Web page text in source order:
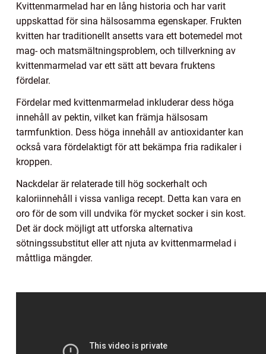
Kvittenmarmelad har en lång historia och har varit
uppskattad för sina hälsosamma egenskaper. Frukten
kvitten har traditionellt ansetts vara ett botemedel mot
mag- och matsmältningsproblem, och tillverkning av
kvittenmarmelad var ett sätt att bevara fruktens
fördelar.
Fördelar med kvittenmarmelad inkluderar dess höga
innehåll av pektin, vilket kan främja hälsosam
tarmfunktion. Dess höga innehåll av antioxidanter kan
också vara fördelaktigt för att bekämpa fria radikaler i
kroppen.
Nackdelar är relaterade till hög sockerhalt och
kaloriinnehåll i vissa vanliga recept. Detta kan vara en
oro för de som vill undvika för mycket socker i sin kost.
Det är dock möjligt att utforska alternativa
sötningssubstitut eller att njuta av kvittenmarmelad i
måttliga mängder.